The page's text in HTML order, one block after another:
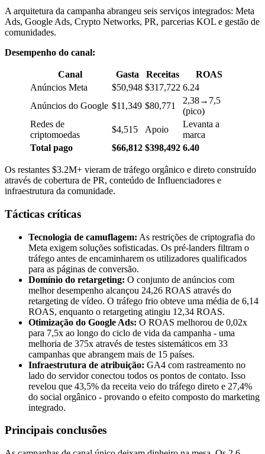
A arquitetura da campanha abrangeu seis serviços integrados: Meta
Ads, Google Ads, Crypto Networks, PR, parcerias KOL e gestão de
comunidades.
Desempenho do canal:
Canal Gasta Receitas
ROAS
Anúncios Meta
$50,948 $317,722 6.24
Anúncios do Google $11,349 $80,771
2,38→7,5
(pico)
Redes de
criptomoedas
$4,515 Apoio
Levanta a
marca
Total pago
$66,812 $398,492 6.40
Os restantes $3.2M+ vieram de tráfego orgânico e direto construído
através de cobertura de PR, conteúdo de Influenciadores e
infraestrutura da comunidade.
Tácticas críticas
Tecnologia de camuflagem: As restrições de criptografia do
Meta exigem soluções sofisticadas. Os pré-landers filtram o
tráfego antes de encaminharem os utilizadores qualificados
para as páginas de conversão.
Domínio do retargeting: O conjunto de anúncios com
melhor desempenho alcançou 24,26 ROAS através do
retargeting de vídeo. O tráfego frio obteve uma média de 6,14
ROAS, enquanto o retargeting atingiu 12,34 ROAS.
Otimização do Google Ads: O ROAS melhorou de 0,02x
para 7,5x ao longo do ciclo de vida da campanha - uma
melhoria de 375x através de testes sistemáticos em 33
campanhas que abrangem mais de 15 países.
Infraestrutura de atribuição: GA4 com rastreamento no
lado do servidor conectou todos os pontos de contato. Isso
revelou que 43,5% da receita veio do tráfego direto e 27,4%
do social orgânico - provando o efeito composto do marketing
integrado.
Principais conclusões